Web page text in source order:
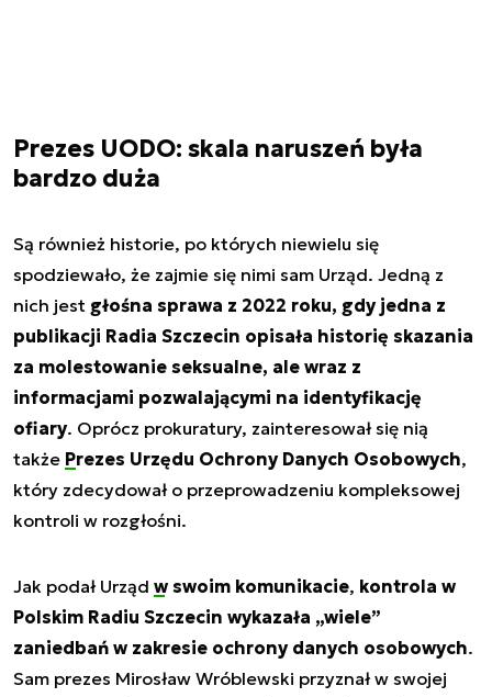
Prezes UODO: skala naruszeń była
bardzo duża
Są również historie, po których niewielu się
spodziewało, że zajmie się nimi sam Urząd. Jedną z
nich jest głośna sprawa z 2022 roku, gdy jedna z
publikacji Radia Szczecin opisała historię skazania
za molestowanie seksualne, ale wraz z
informacjami pozwalającymi na identyfikację
ofiary. Oprócz prokuratury, zainteresował się nią
także Prezes Urzędu Ochrony Danych Osobowych,
który zdecydował o przeprowadzeniu kompleksowej
kontroli w rozgłośni.
Jak podał Urząd w swoim komunikacie, kontrola w
Polskim Radiu Szczecin wykazała „wiele”
zaniedbań w zakresie ochrony danych osobowych.
Sam prezes Mirosław Wróblewski przyznał w swojej